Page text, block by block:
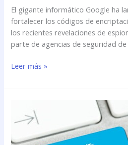
El gigante informático Google ha
fortalecer los códigos de
los recientes revelaciones de
parte de agencias de seguridad de
Leer más »
también
la